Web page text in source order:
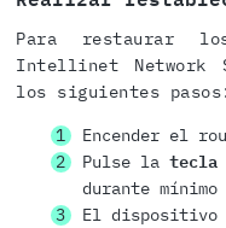
Para restaurar
Intellinet Network
los siguientes pasos:
Encender el
Pulse la tecla
durante mínimo
El dispositivo